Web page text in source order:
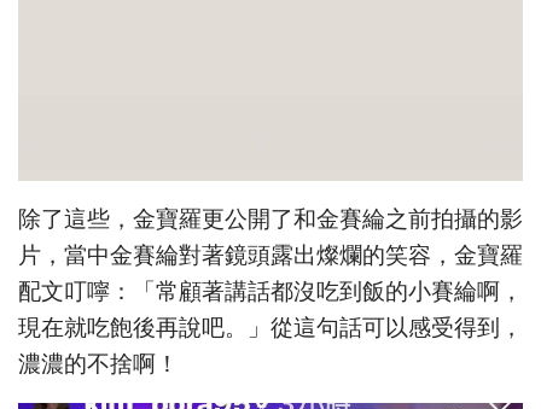
除了這些，金寶羅更公開了和金賽綸之前拍攝的影
片，當中金賽綸對著鏡頭露出燦爛的笑容，金寶羅
配文叮嚀：「常顧著講話都沒吃到飯的小賽綸啊，
現在就吃飽後再說吧。」從這句話可以感受得到，
濃濃的不捨啊！